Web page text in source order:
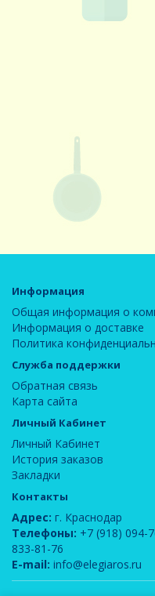
Информация
Общая информация о
Информация о доставке
Политика
Служба поддержки
Обратная связь
Карта сайта
Личный Кабинет
Личный Кабинет
История заказов
Закладки
Контакты
Адрес: г. Краснодар
Телефоны: +7 (918) 094-
833-81-76
E-mail: info@elegiaros.ru